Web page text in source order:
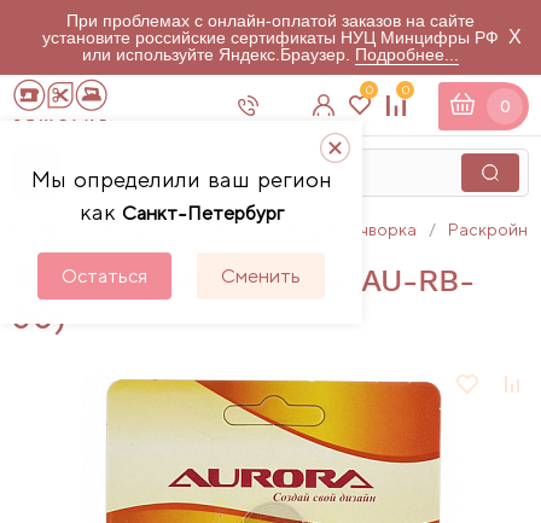
При проблемах с онлайн-оплатой заказов на сайте
установите российские сертификаты НУЦ Минцифры РФ
или используйте Яндекс.Браузер. Подробнее...
X
Мы определили ваш регион
как Санкт-Петербург
Остаться Сменить
0 0
0
Аксессуары для пэчворка
Лезвие прямое 60 мм (AU-RB-
60)